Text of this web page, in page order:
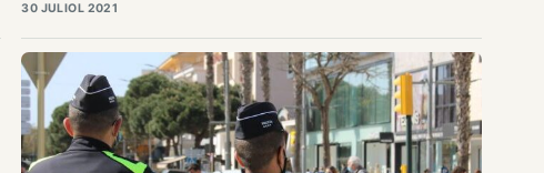
tècnicament el projecte constructiu de la fase 2…
30 JULIOL 2021